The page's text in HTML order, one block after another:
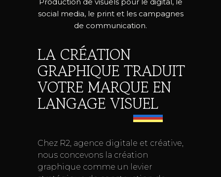
social media, le print et les campagnes
de communication.
LA CRÉATION
GRAPHIQUE TRADUIT
VOTRE MARQUE EN
LANGAGE VISUEL
Chez R2, agence digitale et créative,
nous concevons la création
graphique comme un levier